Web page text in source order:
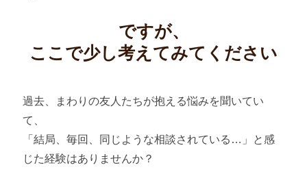
ですが、
ここで少し考えてみてください
過去、まわりの友人たちが抱える悩みを聞いてい
て、
「結局、毎回、同じような相談されている…」と感
じた経験はありませんか？